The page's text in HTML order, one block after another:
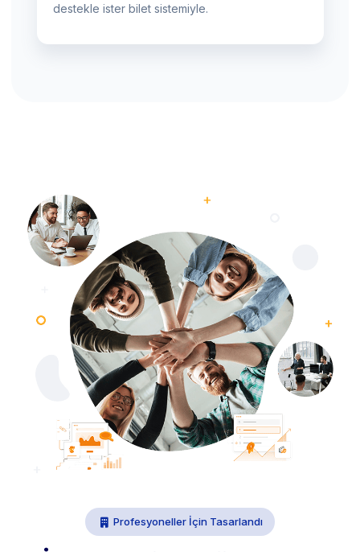
destekle ister bilet sistemiyle.
Profesyoneller İçin Tasarlandı